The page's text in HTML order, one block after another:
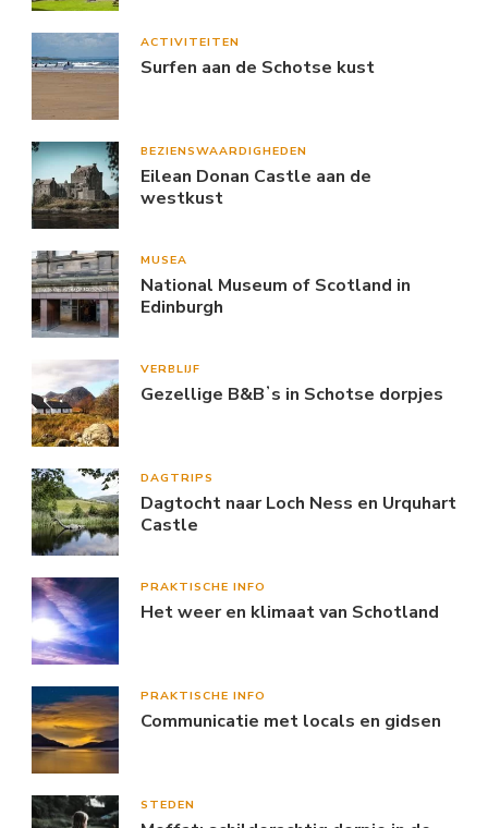
ACTIVITEITEN
Surfen aan de Schotse kust
BEZIENSWAARDIGHEDEN
Eilean Donan Castle aan de
westkust
MUSEA
National Museum of Scotland in
Edinburgh
VERBLIJF
Gezellige B&Bʼs in Schotse dorpjes
DAGTRIPS
Dagtocht naar Loch Ness en Urquhart
Castle
PRAKTISCHE INFO
Het weer en klimaat van Schotland
PRAKTISCHE INFO
Communicatie met locals en gidsen
STEDEN